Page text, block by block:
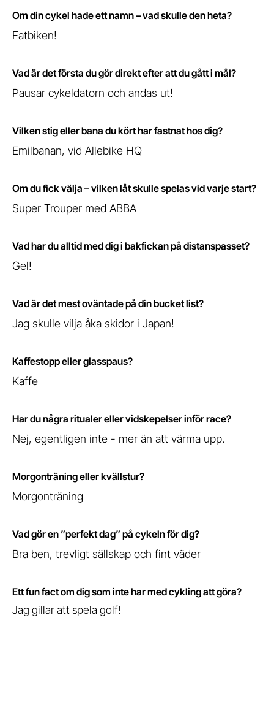
Om din cykel hade ett namn – vad skulle den heta?
Fatbiken!
Vad är det första du gör direkt efter att du gått i mål?
Pausar cykeldatorn och andas ut!
Vilken stig eller bana du kört har fastnat hos dig?
Emilbanan, vid Allebike HQ
Om du fick välja – vilken låt skulle spelas vid varje start?
Super Trouper med ABBA
Vad har du alltid med dig i bakfickan på distanspasset?
Gel!
Vad är det mest oväntade på din bucket list?
Jag skulle vilja åka skidor i Japan!
Kaffestopp eller glasspaus?
Kaffe
Har du några ritualer eller vidskepelser inför race?
Nej, egentligen inte - mer än att värma upp.
Morgonträning eller kvällstur?
Morgonträning
Vad gör en ”perfekt dag” på cykeln för dig?
Bra ben, trevligt sällskap och fint väder
Ett fun fact om dig som inte har med cykling att göra?
Jag gillar att spela golf!